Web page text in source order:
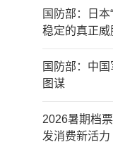
国防部：日
稳定的真正威
国防部：中
图谋
2026暑期档
发消费新活力